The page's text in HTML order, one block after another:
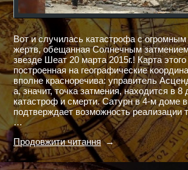
Вот и случилась катастрофа с
жертв, обещанная Солнечным
звезде Шеат 20 марта 2015г.! Карта
построенная на географические
вполне красноречива: управитель
а, значит, точка затмения, находится в
катастроф и смерти. Сатурн в 4-м доме
подтверждает возможность реализации
…
Продовжити читання"ЗЕМЛЕТРЯСЕНИЕ
В
НЕПАЛЕ"